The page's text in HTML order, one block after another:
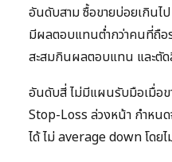
อันดับสาม ซื้อขายบ่อยเกิน
มีผลตอบแทนต่ำกว่าคนที่ถือร
สะสมกินผลตอบแทน และตั
อันดับสี่ ไม่มีแผนรับมือเมื่อ
Stop-Loss ล่วงหน้า กำหน
ได้ ไม่ average down โดย